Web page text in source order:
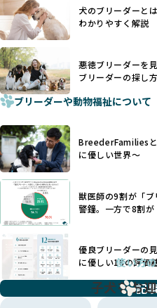
利優先の「悪徳ブリーダー」
す。
BreederFamiliesでは、ワン
ーダー」のみを紹介するため
設け、ブリーダーの理念や飼
ています。
一部の営利優先のブリーディ
えずに大量繁殖が行われ、親
が見られます。さらに、コス
たり、栄養のない食事を与え
いなど、ワンちゃんの健康と
くありません。
また、健康リスクが予測しづ
が行き届かない多頭飼育等も
ング手法は、ワンちゃんの福
るブリーダーによるものが多
題となっています。
BreederFamiliesでは、こう
リーディングをなくすため、
うに大切に飼育・繁殖を行っ
ことを理由に断尾や断耳を行
で処置するケースも見受けられ
「耳やしっぽを切らない」詳細
犬種ごとに異なる健康リスク
適切に対応するためには、深
せん。現在、犬種は200種類
たとえば、パグは呼吸器系の
ドール・レトリバーには股関
す。このような犬種ごとの違
できるかどうかは、ブリーダ
す。
優良ブリーダーは、少数の
繁殖を行い、各犬種の特徴を
犬種ごとの健康管理や繁殖に
ことが可能です。
一方、営利優先ブリーダーは
増やす傾向があり、犬種ごと
環境を十分に考慮しない場合
犬のブリーダーと
わかりやすく解説
悪徳ブリーダーを
ブリーダーの探し方
ブリーダーや動物福祉について
BreederFamilies
に優しい世界〜
獣医師の9割が「
警鐘。一方で8割
優良ブリーダーの
に優しい18の評価
記
使い方
子犬をお